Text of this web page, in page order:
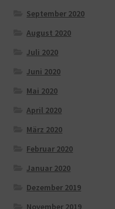
September 2020
August 2020
Juli 2020
Juni 2020
Mai 2020
April 2020
März 2020
Februar 2020
Januar 2020
Dezember 2019
November 2019